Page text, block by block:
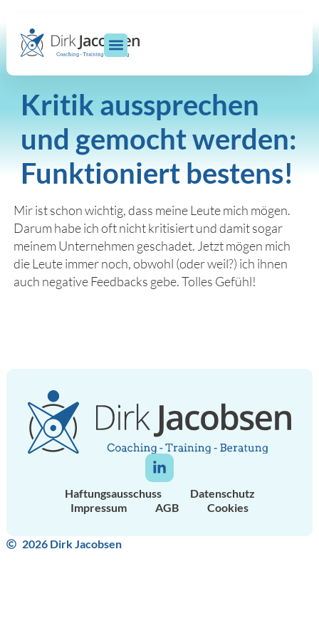
Kritik aussprechen
und gemocht werden:
Funktioniert bestens!
Mir ist schon wichtig, dass meine Leute mich mögen.
Darum habe ich oft nicht kritisiert und damit sogar
meinem Unternehmen geschadet. Jetzt mögen mich
die Leute immer noch, obwohl (oder weil?) ich ihnen
auch negative Feedbacks gebe. Tolles Gefühl!
Haftungsausschuss
Datenschutz
Impressum
AGB Cookies
2026 Dirk Jacobsen